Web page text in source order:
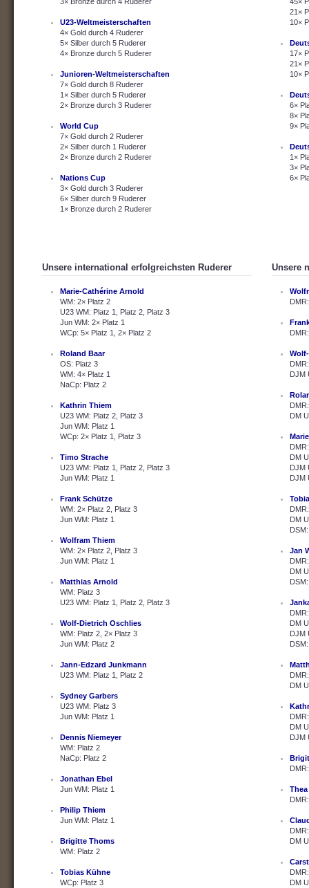
U23-Weltmeisterschaften
4× Gold durch 4 Ruderer
5× Silber durch 5 Ruderer
4× Bronze durch 5 Ruderer
Junioren-Weltmeisterschaften
7× Gold durch 8 Ruderer
1× Silber durch 5 Ruderer
2× Bronze durch 3 Ruderer
World Cup
7× Gold durch 2 Ruderer
2× Silber durch 1 Ruderer
2× Bronze durch 2 Ruderer
Nations Cup
3× Gold durch 3 Ruderer
6× Silber durch 9 Ruderer
1× Bronze durch 2 Ruderer
21×
10×
17×
21×
10×
6×
8×
9×
1×
3×
6×
Unsere international erfolgreichsten Ruderer
Marie-Cathérine Arnold
WM: 2× Platz 2
U23 WM: Platz 1, Platz 2, Platz 3
Jun WM: 2× Platz 1
WCp: 5× Platz 1, 2× Platz 2
Roland Baar
OS: Platz 3
WM: 4× Platz 1
NaCp: Platz 2
Kathrin Thiem
U23 WM: Platz 2, Platz 3
Jun WM: Platz 1
WCp: 2× Platz 1, Platz 3
Timo Strache
U23 WM: Platz 1, Platz 2, Platz 3
Jun WM: Platz 1
Frank Schütze
WM: 2× Platz 2, Platz 3
Jun WM: Platz 1
Wolfram Thiem
WM: 2× Platz 2, Platz 3
Jun WM: Platz 1
Matthias Arnold
WM: Platz 3
U23 WM: Platz 1, Platz 2, Platz 3
Wolf-Dietrich Oschlies
WM: Platz 2, 2× Platz 3
Jun WM: Platz 2
Jann-Edzard Junkmann
U23 WM: Platz 1, Platz 2
Sydney Garbers
U23 WM: Platz 3
Jun WM: Platz 1
Dennis Niemeyer
WM: Platz 2
NaCp: Platz 2
Jonathan Ebel
Jun WM: Platz 1
Philip Thiem
Jun WM: Platz 1
Brigitte Thoms
WM: Platz 2
Tobias Kühne
WCp: Platz 3
Unsere
DJM
DM
DM
DJM
DJM
DM
Jan
DM
DM
DJM
DM
DM
DJM
DM
DM